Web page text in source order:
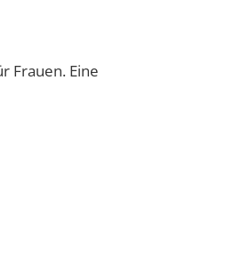
Frauen. Eine